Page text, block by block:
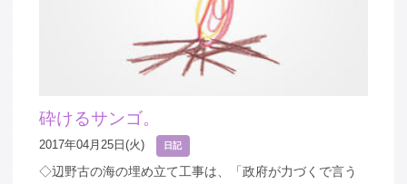
砕けるサンゴ。
2017年04月25日(火) 日記
◇辺野古の海の埋め立て工事は、「政府が力づくで言う